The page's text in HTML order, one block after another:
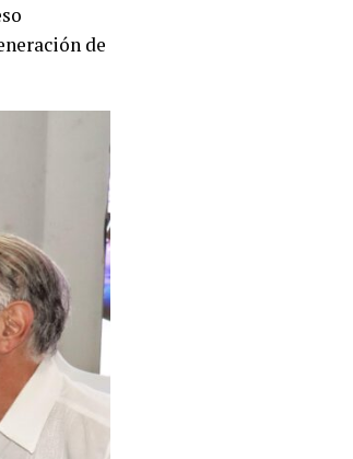
de